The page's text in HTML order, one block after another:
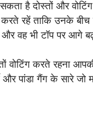
सकता है दोस्तों और
रहें ताकि उनके बीच
वह भी टॉप पर आगे
वोटिंग करते रहना
और पांडा गैंग के सारे